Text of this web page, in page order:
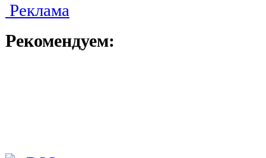
Реклама
Рекомендуем: